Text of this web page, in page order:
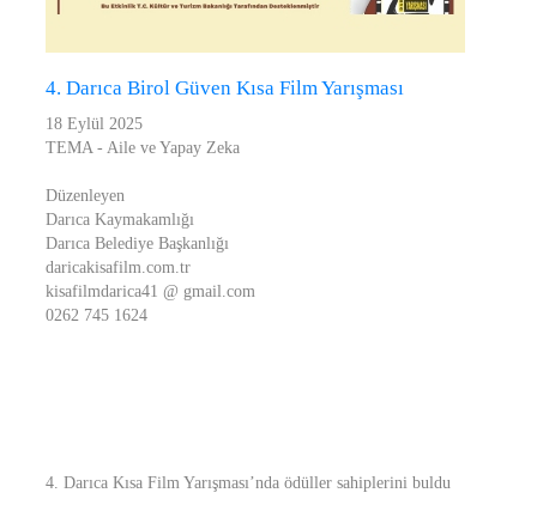
4. Darıca Birol Güven Kısa Film Yarışması
18 Eylül 2025
TEMA - Aile ve Yapay Zeka
Düzenleyen
Darıca Kaymakamlığı
Darıca Belediye Başkanlığı
daricakisafilm.com.tr
kisafilmdarica41 @ gmail.com
0262 745 1624
4. Darıca Kısa Film Yarışması’nda ödüller sahiplerini buldu